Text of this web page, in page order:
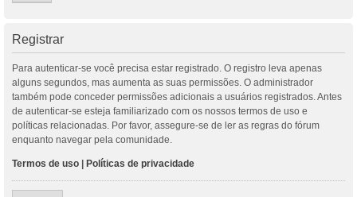
Registrar
Para autenticar-se você precisa estar registrado. O registro leva apenas
alguns segundos, mas aumenta as suas permissões. O administrador
também pode conceder permissões adicionais a usuários registrados. Antes
de autenticar-se esteja familiarizado com os nossos termos de uso e
políticas relacionadas. Por favor, assegure-se de ler as regras do fórum
enquanto navegar pela comunidade.
Termos de uso Políticas de privacidade